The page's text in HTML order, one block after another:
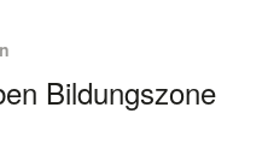
Bildungszone